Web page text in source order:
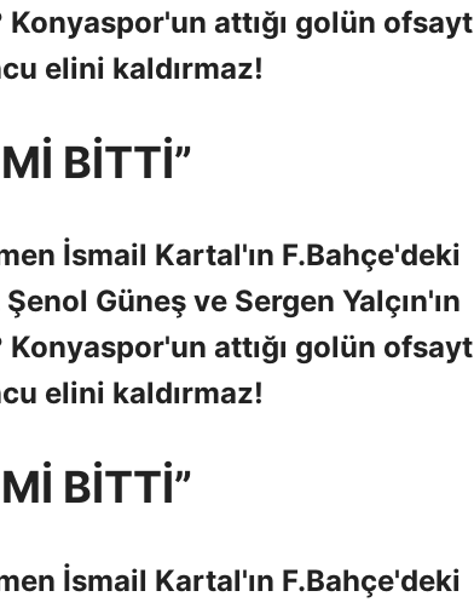
Konyaspor'un attığı golün ofsayt
elini kaldırmaz!
BİTTİ”
İsmail Kartal'ın F.Bahçe'deki
Güneş ve Sergen Yalçın'ın
Konyaspor'un attığı golün ofsayt
elini kaldırmaz!
BİTTİ”
İsmail Kartal'ın F.Bahçe'deki